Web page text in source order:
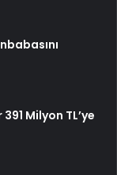
Milyon TL’ye